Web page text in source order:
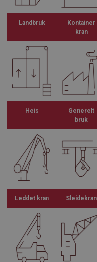
Landbruk
Kontainer
kran
Heis
Generelt
bruk
Leddet kran Sleidekran